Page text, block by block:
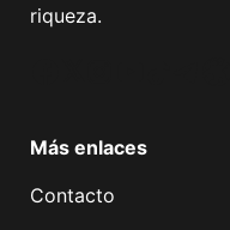
riqueza.
Más enlaces
Contacto